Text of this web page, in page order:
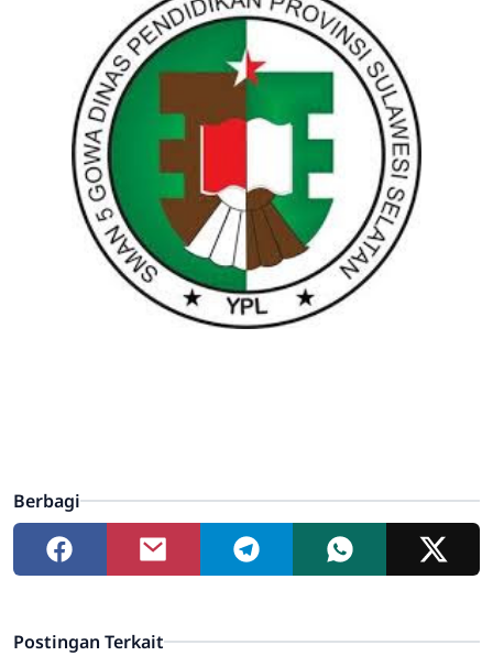
Berbagi
Postingan Terkait